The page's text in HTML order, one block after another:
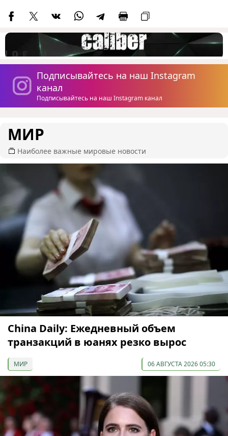
Подписывайтесь на наш Instagram
канал
Подписывайтесь на наш Instagram канал
МИР
Наиболее важные мировые новости
China Daily: Ежедневный объем
транзакций в юанях резко вырос
МИР 06 АВГУСТА 2026 05:30